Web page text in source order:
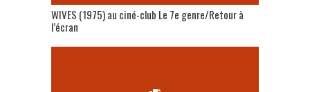
WIVES (1975) au ciné-club Le 7e genre/Retour à
l’écran